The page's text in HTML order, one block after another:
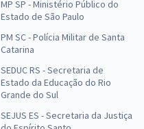
MP SP - Ministério Público do
Estado de São Paulo
PM SC - Polícia Militar de Santa
Catarina
SEDUC RS - Secretaria de
Estado da Educação do Rio
Grande do Sul
SEJUS ES - Secretaria da Justiça